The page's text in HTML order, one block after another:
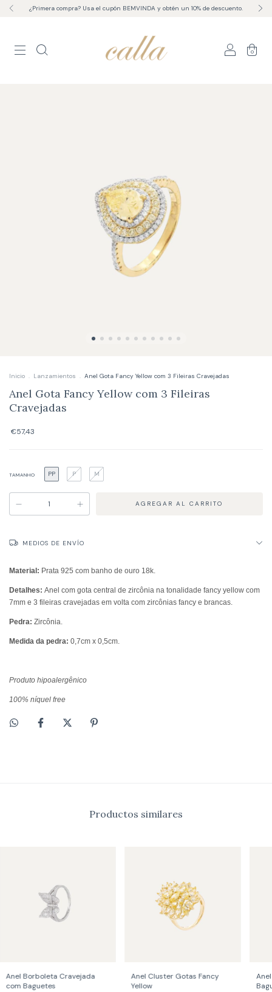
¿Primera compra? Usa el cupón BEMVINDA y obtén un 10% de descuento.
0
Inicio . Lanzamientos . Anel Gota Fancy Yellow com 3 Fileiras Cravejadas
Anel Gota Fancy Yellow com 3 Fileiras
Cravejadas
€57,43
TAMANHO PP P M
MEDIOS DE ENVÍO
Material: Prata 925 com banho de ouro 18k.
Detalhes: Anel com gota central de zircônia na tonalidade fancy yellow com
7mm e 3 fileiras cravejadas em volta com zircônias fancy e brancas.
Pedra: Zircônia.
Medida da pedra: 0,7cm x 0,5cm.
Produto hipoalergênico
100% níquel free
Productos similares
Anel Borboleta Cravejada
com Baguetes
Anel Cluster Gotas Fancy
Yellow